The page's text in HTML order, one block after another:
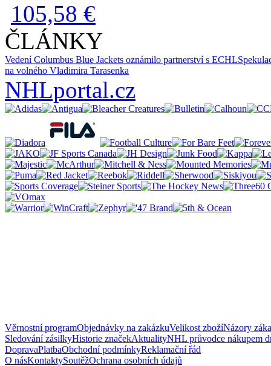
105,58 €
ČLÁNKY
Vedení Columbus Blue Jackets oznámilo partnerství s ECHL
na volného Vladimira Tarasenka
NHLportal.cz
Věrnostní programObjednávky na zakázkuVelikost zbožíNázory
Sledování zásilkyHistorie značekAktualityNHL průvodce nákupem
DopravaPlatbaObchodní podmínkyReklamační řád
O násKontaktySoutěžOchrana osobních údajů